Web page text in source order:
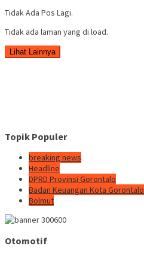
Tidak Ada Pos Lagi.
Tidak ada laman yang di load.
Lihat Lainnya
Topik Populer
breaking news
Headline
DPRD Provinsi Gorontalo
Badan Keuangan Kota Gorontalo
Bolmut
Otomotif